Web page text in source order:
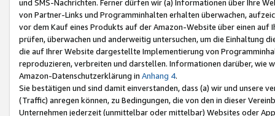
und SMS-Nachrichten. Ferner dürfen wir (a) Informationen über Ihre
von Partner-Links und Programminhalten erhalten überwachen,
vor dem Kauf eines Produkts auf der Amazon-Website über einen
prüfen, überwachen und anderweitig untersuchen, um die Einhaltung
die auf Ihrer Website dargestellte Implementierung von
reproduzieren, verbreiten und darstellen. Informationen darüber, wie
Amazon-Datenschutzerklärung in Anhang 4.
Sie bestätigen und sind damit einverstanden, dass (a) wir und
(Traffic) anregen können, zu Bedingungen, die von den in dieser
Unternehmen jederzeit (unmittelbar oder mittelbar) Websites oder